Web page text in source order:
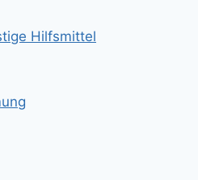
Hilfsmittel